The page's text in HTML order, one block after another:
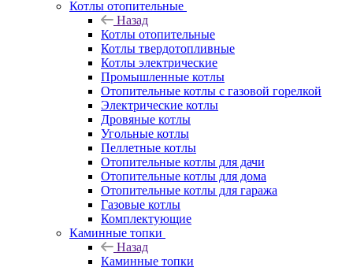
Котлы отопительные
Назад
Котлы отопительные
Котлы твердотопливные
Котлы электрические
Промышленные котлы
Отопительные котлы с газовой горелкой
Электрические котлы
Дровяные котлы
Угольные котлы
Пеллетные котлы
Отопительные котлы для дачи
Отопительные котлы для дома
Отопительные котлы для гаража
Газовые котлы
Комплектующие
Каминные топки
Назад
Каминные топки